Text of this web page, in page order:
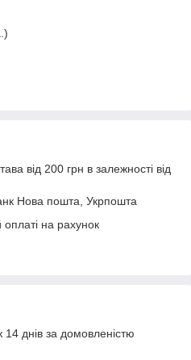
від 200 грн в залежності від
Нова пошта, Укрпошта
на рахунок
днів за домовленістю